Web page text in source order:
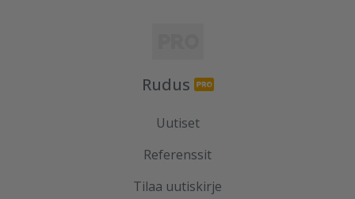
Rudus
Uutiset
Referenssit
Tilaa uutiskirje